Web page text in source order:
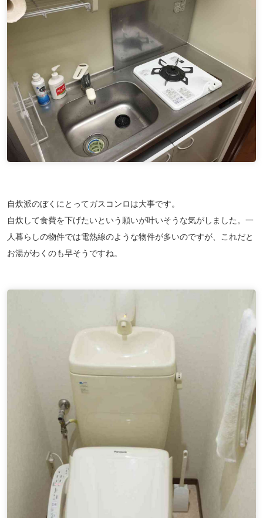
自炊派のぼくにとってガスコンロは大事です。
自炊して食費を下げたいという願いが叶いそうな気がしました。一
人暮らしの物件では電熱線のような物件が多いのですが、これだと
お湯がわくのも早そうですね。